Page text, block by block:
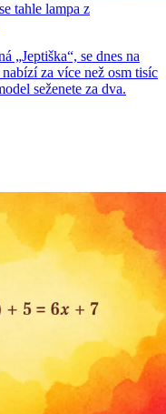
tahle lampa z
„Jeptiška“, se dnes na
za více než osm tisíc
seženete za dva.